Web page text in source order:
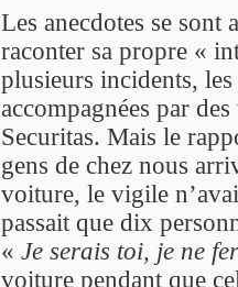
Les anecdotes se sont
raconter sa propre «
plusieurs incidents,
accompagnées par
Securitas. Mais le
gens de chez nous
voiture, le vigile
passait que dix
« Je serais toi, je ne
voiture pendant que